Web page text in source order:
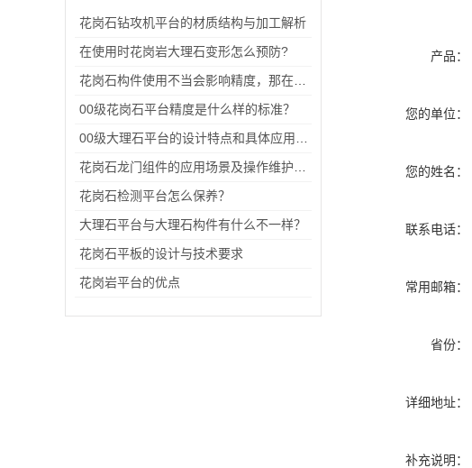
花岗石钻攻机平台的材质结构与加工解析
在使用时花岗岩大理石变形怎么预防?
00级花岗石平台精度是什么样的标准？
花岗石检测平台怎么保养？
大理石平台与大理石构件有什么不一样？
花岗石平板的设计与技术要求
花岗岩平台的优点
产品：
您的单位：
您的姓名：
联系电话：
常用邮箱：
省份：
详细地址：
补充说明：